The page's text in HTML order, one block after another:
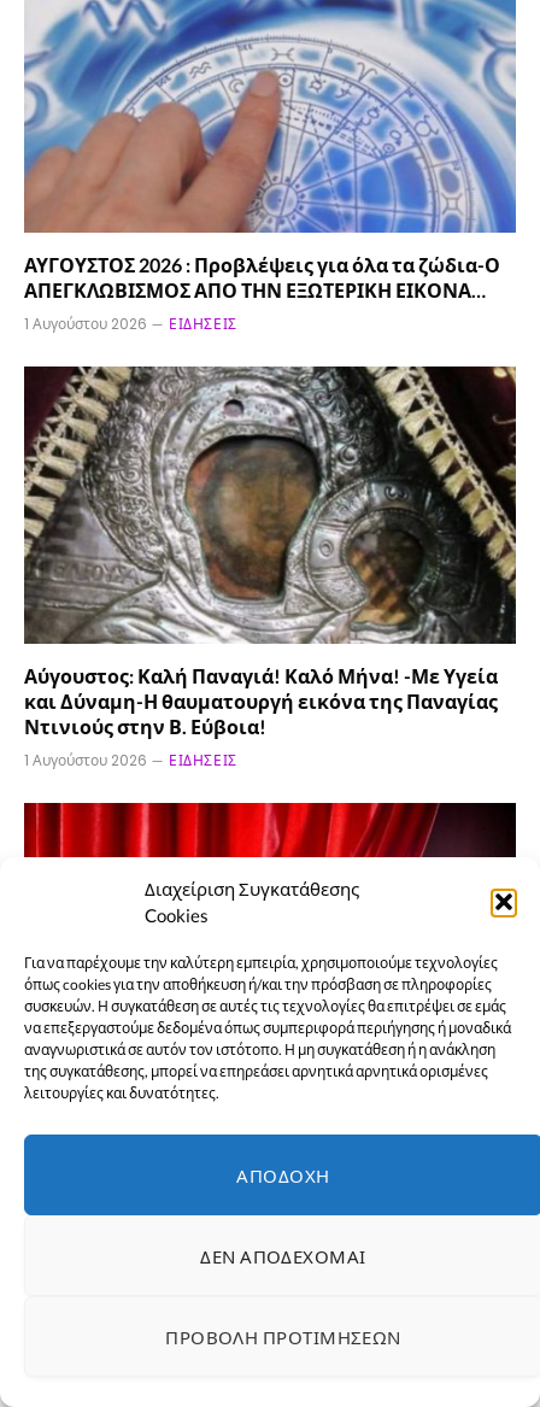
Διαχείριση Συγκατάθεσης
Cookies
Για να παρέχουμε την καλύτερη εμπειρία, χρησιμοποιούμε τεχνολογίες
όπως cookies για την αποθήκευση ή/και την πρόσβαση σε πληροφορίες
συσκευών. Η συγκατάθεση σε αυτές τις τεχνολογίες θα επιτρέψει σε εμάς
να επεξεργαστούμε δεδομένα όπως συμπεριφορά περιήγησης ή μοναδικά
αναγνωριστικά σε αυτόν τον ιστότοπο. Η μη συγκατάθεση ή η ανάκληση
της συγκατάθεσης, μπορεί να επηρεάσει αρνητικά αρνητικά ορισμένες
λειτουργίες και δυνατότητες.
ΑΠΟΔΟΧΉ
ΔΕΝ ΑΠΟΔΈΧΟΜΑΙ
ΠΡΟΒΟΛΉ ΠΡΟΤΙΜΉΣΕΩΝ
ΑΥΓΟΥΣΤΟΣ 2026 : Προβλέψεις για όλα τα ζώδια-Ο
ΑΠΕΓΚΛΩΒΙΣΜΟΣ ΑΠΟ ΤΗΝ ΕΞΩΤΕΡΙΚΗ ΕΙΚΟΝΑ…
1 Αυγούστου 2026 ΕΙΔΉΣΕΙΣ
Αύγουστος: Καλή Παναγιά! Καλό Μήνα! -Με Υγεία
και Δύναμη-Η θαυματουργή εικόνα της Παναγίας
Ντινιούς στην Β. Εύβοια!
1 Αυγούστου 2026 ΕΙΔΉΣΕΙΣ
εκδηλώσεων στο Δημοτικό Θέατρο «Ορέστης